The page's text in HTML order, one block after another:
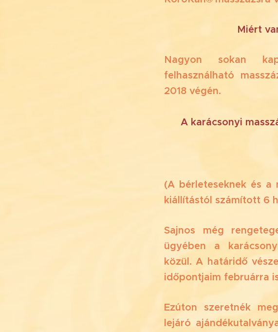
❓Miért
Nagyon sokan
felhasználható
2018 végén.
A karácsonyi
(A bérleteseknek és a
kiállítástól számított 6
Sajnos még
ügyében a
közül. A határidő
időpontjaim
Ezúton szeretnék
lejáró